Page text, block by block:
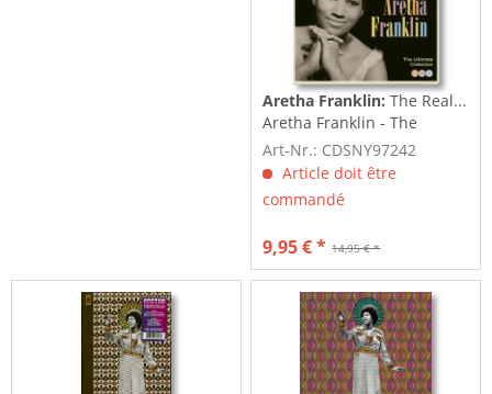
Aretha Franklin: The Real...
Aretha Franklin - The
Ultimate...
Art-Nr.: CDSNY97242
Article doit être
commandé
14,95 € *
9,95 € *